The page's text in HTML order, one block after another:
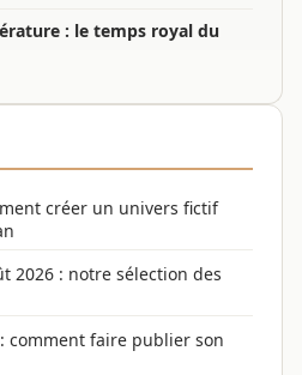
: le temps royal du
créer un univers fictif
2026 : notre sélection des
comment faire publier son